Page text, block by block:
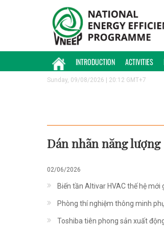
INTRODUCTION ACTIVITIES
Sunday, 09/08/2026 | 20:12 GMT+7
Dán nhãn năng
02/06/2026
Biến tần Altivar HVAC thế hệ
Phòng thí nghiệm thông minh
Toshiba tiên phong sản xuất